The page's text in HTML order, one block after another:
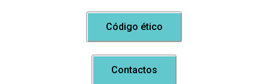
Código ético
Contactos